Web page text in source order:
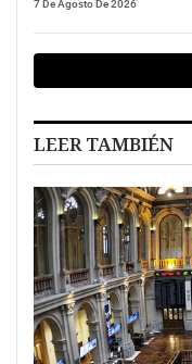
7 De Agosto De 2026
LEER TAMBIÉN